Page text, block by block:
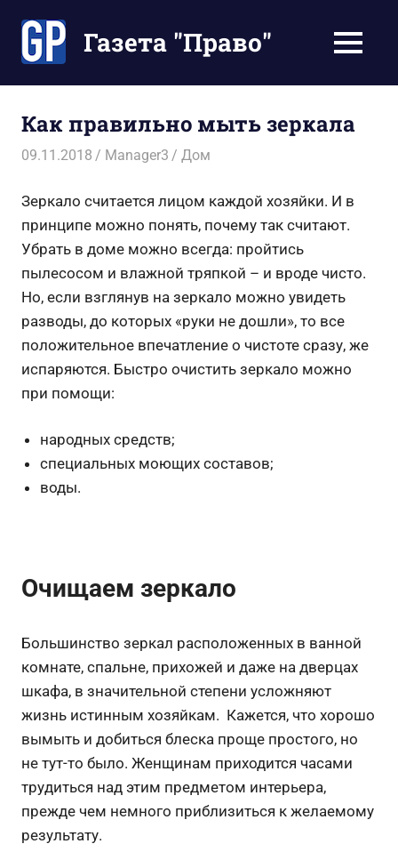
содержимомуГазета "Право"
экономят
Ваше
время
МЕНЮ
Как правильно мыть зеркала
09.11.2018 Manager3 Дом
Зеркало считается лицом каждой хозяйки. И в
принципе можно понять, почему так считают.
Убрать в доме можно всегда: пройтись
пылесосом и влажной тряпкой – и вроде чисто.
Но, если взглянув на зеркало можно увидеть
разводы, до которых «руки не дошли», то все
положительное впечатление о чистоте сразу, же
испаряются. Быстро очистить зеркало можно
при помощи:
народных средств;
специальных моющих составов;
воды.
Очищаем зеркало
Большинство зеркал расположенных в ванной
комнате, спальне, прихожей и даже на дверцах
шкафа, в значительной степени усложняют
жизнь истинным хозяйкам. Кажется, что хорошо
вымыть и добиться блеска проще простого, но
не тут-то было. Женщинам приходится часами
трудиться над этим предметом интерьера,
прежде чем немного приблизиться к желаемому
результату.